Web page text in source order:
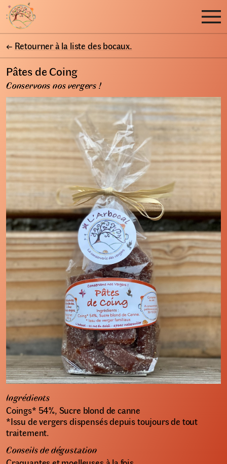
← Retourner à la liste des bocaux.
Pâtes de Coing
Conservons nos vergers !
Ingrédients
Coings* 54%, Sucre blond de canne
*Issu de vergers dispensés depuis toujours de tout
traitement.
Conseils de dégustation